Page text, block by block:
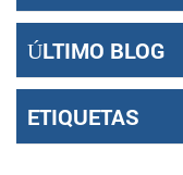
ÚLTIMO BLOG
ETIQUETAS